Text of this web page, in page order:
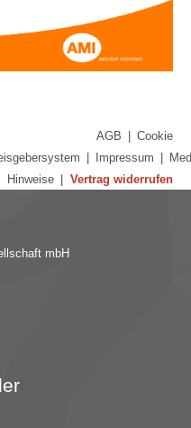
AGB
Cookie
Impressum
Hinweise
Vertrag widerrufen
mbH